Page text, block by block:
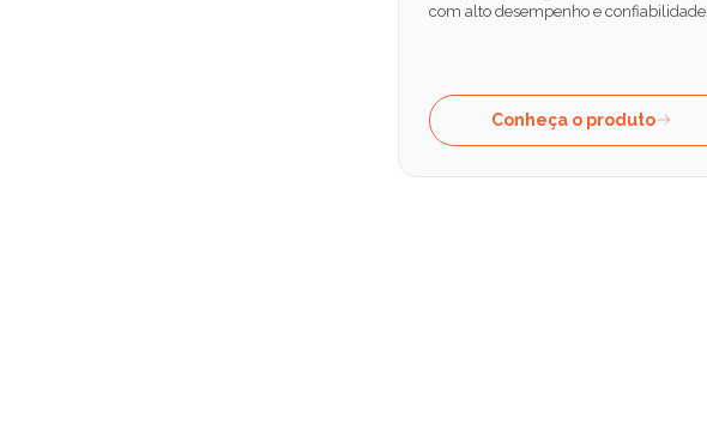
com alto desempenho e confiabilidade.
Conheça o produto